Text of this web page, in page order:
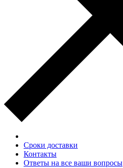
Сроки доставки
Контакты
Ответы на все ваши вопросы